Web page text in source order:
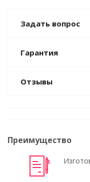
Задать вопрос
Гарантия
Отзывы
Преимущество